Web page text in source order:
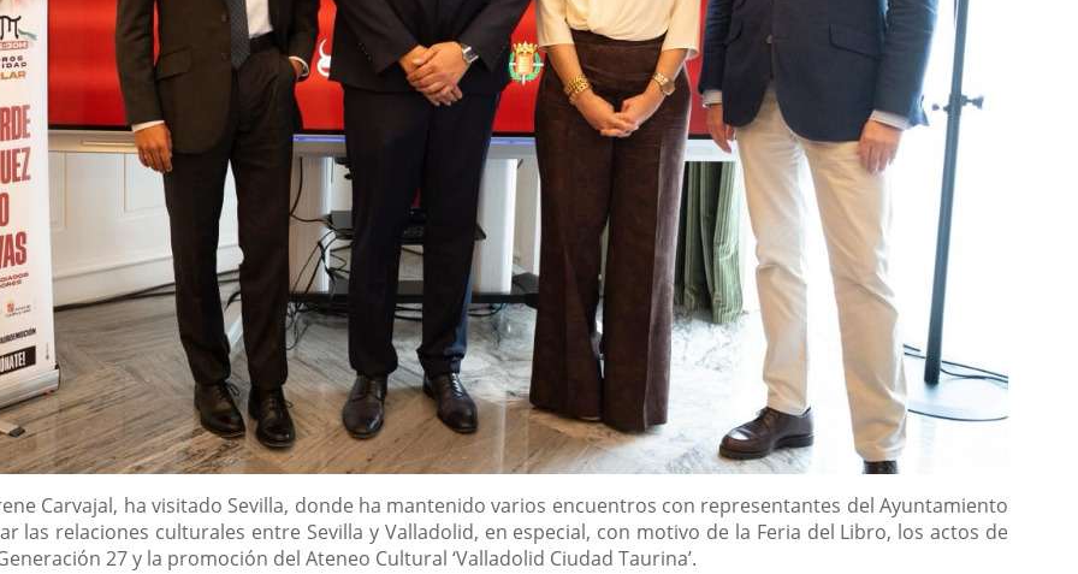
Carvajal, ha visitado Sevilla, donde ha mantenido varios encuentros con representantes del Ayuntamiento
las relaciones culturales entre Sevilla y Valladolid, en especial, con motivo de la Feria del Libro, los actos de
27 y la promoción del Ateneo Cultural ‘Valladolid Ciudad Taurina’.